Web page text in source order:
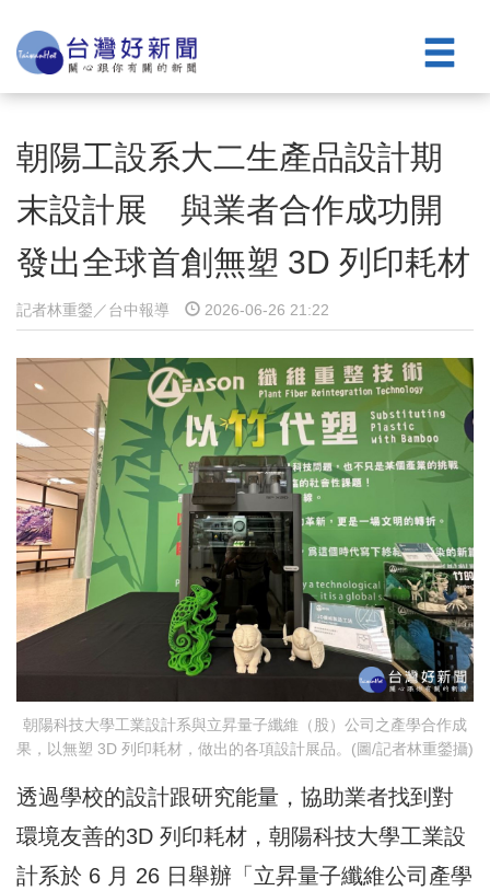
朝陽工設系大二生產品設計期
末設計展 與業者合作成功開
發出全球首創無塑 3D 列印耗材
記者林重鎣／台中報導 2026-06-26 21:22
朝陽科技大學工業設計系與立昇量子纖維（股）公司之產學合作成
果，以無塑 3D 列印耗材，做出的各項設計展品。(圖/記者林重鎣攝)
透過學校的設計跟研究能量，協助業者找到對
環境友善的3D 列印耗材，朝陽科技大學工業設
計系於 6 月 26 日舉辦「立昇量子纖維公司產學